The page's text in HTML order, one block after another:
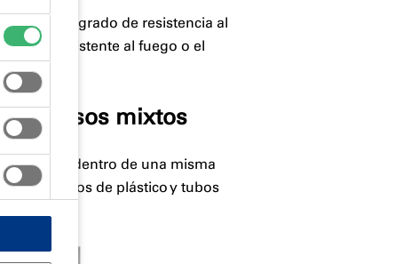
el grado de resistencia al
panel resistente al fuego o el
pasos mixtos
dentro de una misma
tubos de plástico y tubos